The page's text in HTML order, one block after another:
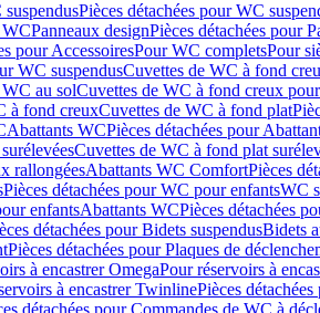
suspendusPièces détachées pour WC
WCPanneaux designPièces détachées pour
pour AccessoiresPour WC completsPour
WC suspendusCuvettes de WC à fond
WC au solCuvettes de WC à fond creux
à fond creuxCuvettes de WC à fond plat
Abattants WCPièces détachées pour
Cuvettes de WC à fond plat
rallongéesAbattants WC ComfortPièces
Pièces détachées pour WC pour enfantsWC
enfantsAbattants WCPièces détachées
détachées pour Bidets suspendusBidets
Pièces détachées pour Plaques de
à encastrer OmegaPour réservoirs à
à encastrer TwinlinePièces
détachées pour Commandes de WC à